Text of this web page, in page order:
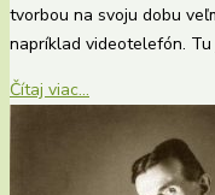
tvorbou na svoju dobu
napríklad videotelefón.
Čítaj viac...